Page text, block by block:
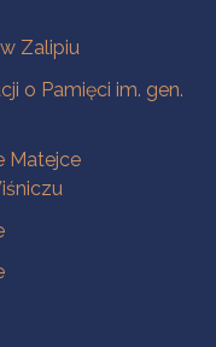
Zalipiu
o Pamięci im. gen.
Matejce